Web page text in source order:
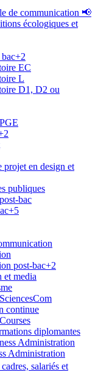
de communication 📢
écologiques et
EC
L
D1, D2 ou
projet en design et
publiques
bac
post-bac+2
et media
continue
diplomantes
Administration
Administration
salariés et